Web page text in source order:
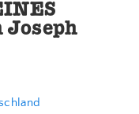
Joseph